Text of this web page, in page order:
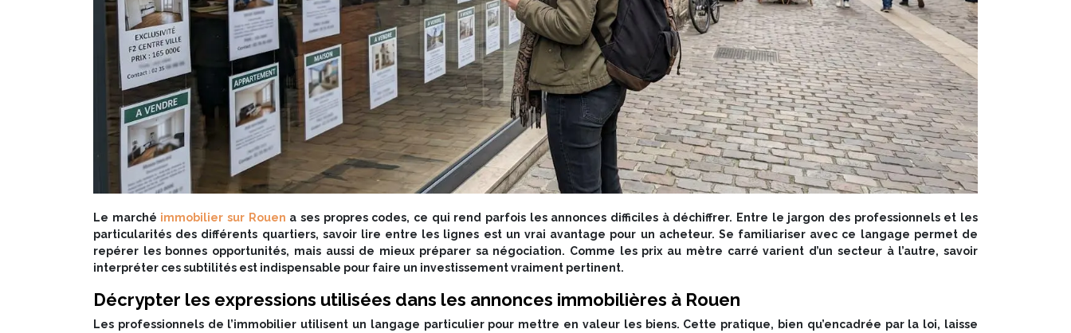
Le marché immobilier sur Rouen a ses propres codes, ce qui rend parfois les annonces difficiles à déchiffrer. Entre le jargon des professionnels et les
particularités des différents quartiers, savoir lire entre les lignes est un vrai avantage pour un acheteur. Se familiariser avec ce langage permet de
repérer les bonnes opportunités, mais aussi de mieux préparer sa négociation. Comme les prix au mètre carré varient d’un secteur à l’autre, savoir
interpréter ces subtilités est indispensable pour faire un investissement vraiment pertinent.
Décrypter les expressions utilisées dans les annonces immobilières à Rouen
Les professionnels de l’immobilier utilisent un langage particulier pour mettre en valeur les biens. Cette pratique, bien qu’encadrée par la loi, laisse